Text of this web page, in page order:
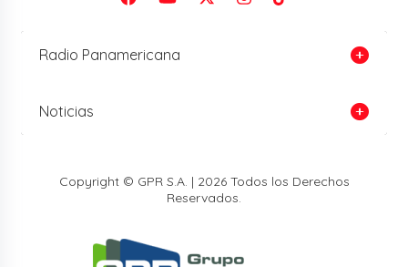
Radio Panamericana
Noticias
Copyright © GPR S.A. | 2026 Todos los Derechos
Reservados.